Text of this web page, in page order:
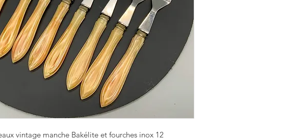
12 fourchettes à gâteaux vintage manche Bakélite et fourches inox.